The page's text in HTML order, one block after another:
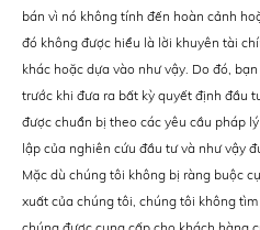
bán vì nó không tính đến hoàn cảnh
đó không được hiểu là lời khuyên tài
khác hoặc dựa vào như vậy. Do đó,
trước khi đưa ra bất kỳ quyết định đầu
được chuẩn bị theo các yêu cầu pháp
lập của nghiên cứu đầu tư và như vậy
Mặc dù chúng tôi không bị ràng buộc
xuất của chúng tôi, chúng tôi không